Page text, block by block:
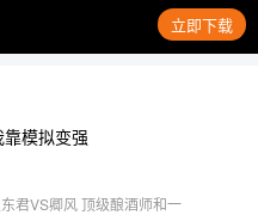
立即下载
模拟变强
君VS卿风 顶级酿酒师和一